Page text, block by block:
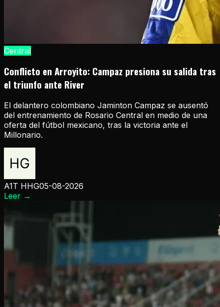
Central
Conflicto en Arroyito: Campaz presiona su salida tras
el triunfo ante River
El delantero colombiano Jaminton Campaz se ausentó
del entrenamiento de Rosario Central en medio de una
oferta del fútbol mexicano, tras la victoria ante el
Millonario.
A1T HHG05-08-2026
Leer →